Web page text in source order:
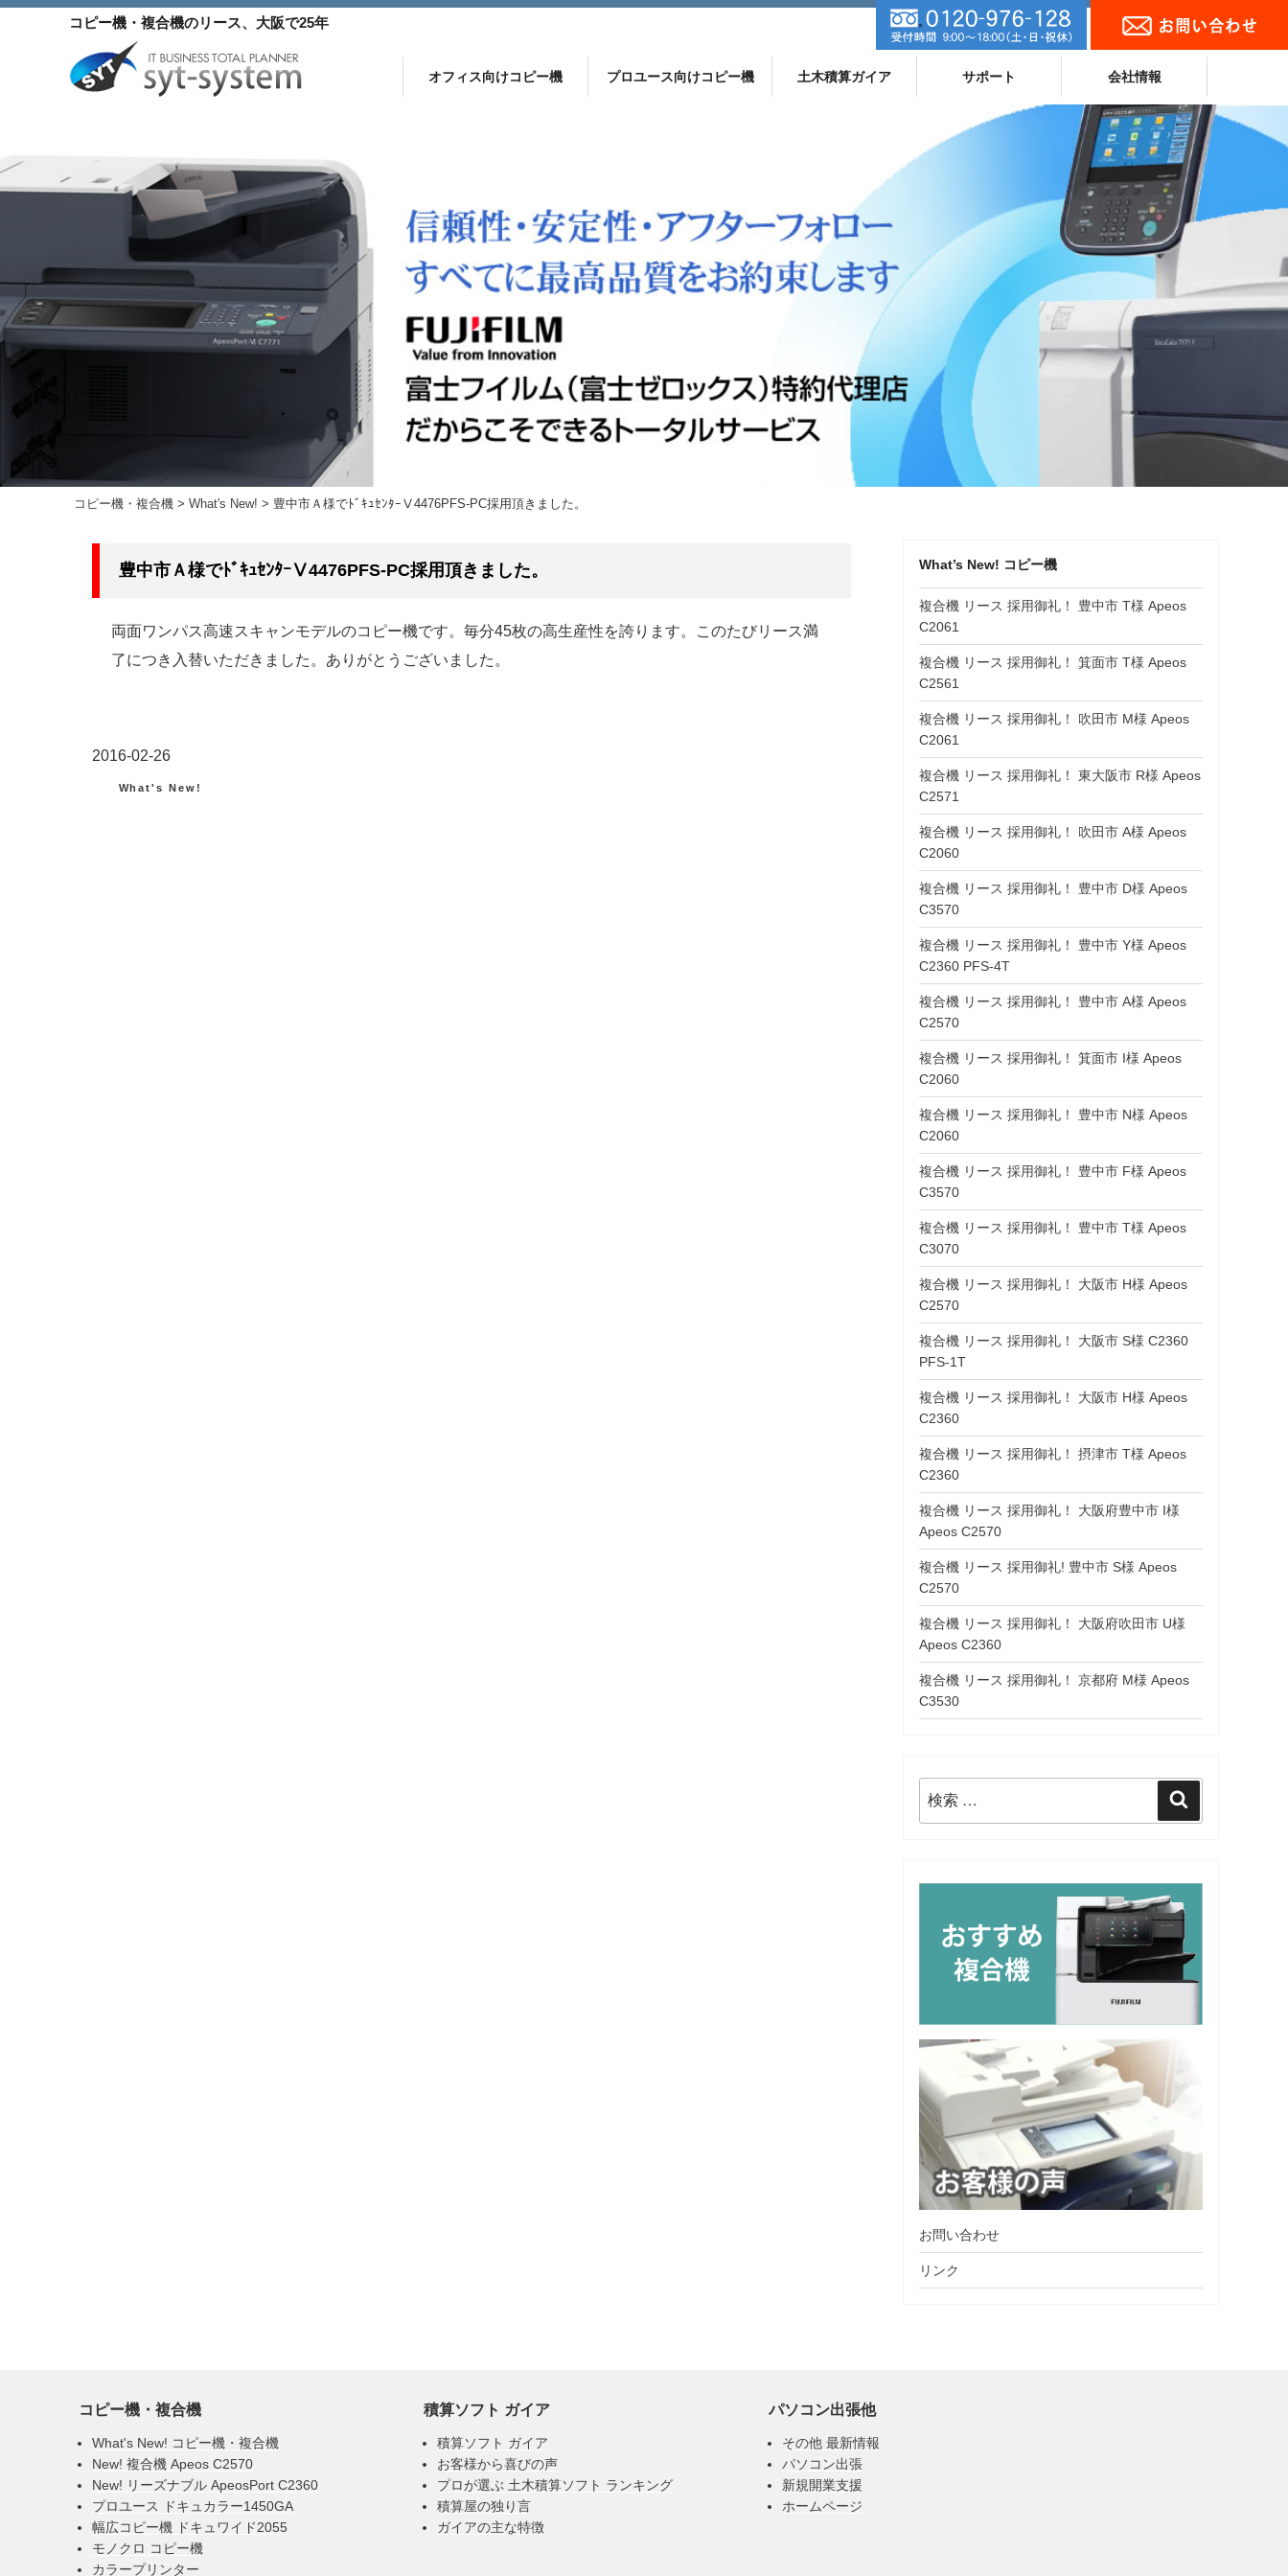
コ
ス
コピー機・複合機のリース、大阪で25年
オフィス向けコピー機 プロユース向けコピー機 土木積算ガイア サポート 会社情報
コピー機・複合機 > What's New! > 豊中市Ａ様でﾄﾞｷｭｾﾝﾀｰⅤ4476PFS-PC採用頂きました。
豊中市Ａ様でﾄﾞｷｭｾﾝﾀｰⅤ4476PFS-PC採用頂きました。
両面ワンパス高速スキャンモデルのコピー機です。毎分45枚の高生産性を誇ります。このたびリース満
了につき入替いただきました。ありがとうございました。
投
2016-02-26
カ
What's New!
What’s New! コピー機
複合機 リース 採用御礼！ 豊中市 T様 Apeos
C2061
複合機 リース 採用御礼！ 箕面市 T様 Apeos
C2561
複合機 リース 採用御礼！ 吹田市 M様 Apeos
C2061
複合機 リース 採用御礼！ 東大阪市 R様 Apeos
C2571
複合機 リース 採用御礼！ 吹田市 A様 Apeos
C2060
複合機 リース 採用御礼！ 豊中市 D様 Apeos
C3570
複合機 リース 採用御礼！ 豊中市 Y様 Apeos
C2360 PFS-4T
複合機 リース 採用御礼！ 豊中市 A様 Apeos
C2570
複合機 リース 採用御礼！ 箕面市 I様 Apeos
C2060
複合機 リース 採用御礼！ 豊中市 N様 Apeos
C2060
複合機 リース 採用御礼！ 豊中市 F様 Apeos
C3570
複合機 リース 採用御礼！ 豊中市 T様 Apeos
C3070
複合機 リース 採用御礼！ 大阪市 H様 Apeos
C2570
複合機 リース 採用御礼！ 大阪市 S様 C2360
PFS-1T
複合機 リース 採用御礼！ 大阪市 H様 Apeos
C2360
複合機 リース 採用御礼！ 摂津市 T様 Apeos
C2360
複合機 リース 採用御礼！ 大阪府豊中市 I様
Apeos C2570
複合機 リース 採用御礼! 豊中市 S様 Apeos
C2570
複合機 リース 採用御礼！ 大阪府吹田市 U様
Apeos C2360
複合機 リース 採用御礼！ 京都府 M様 Apeos
C3530
索:
索
お問い合わせ
リンク
コピー機・複合機
What's New! コピー機・複合機
New! 複合機 Apeos C2570
New! リーズナブル ApeosPort C2360
プロユース ドキュカラー1450GA
幅広コピー機 ドキュワイド2055
モノクロ コピー機
カラープリンター
積算ソフト ガイア
積算ソフト ガイア
お客様から喜びの声
プロが選ぶ 土木積算ソフト ランキング
積算屋の独り言
ガイアの主な特徴
パソコン出張他
その他 最新情報
パソコン出張
新規開業支援
ホームページ